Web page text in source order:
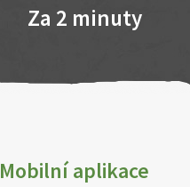
Za 2 minuty
Mobilní aplikace